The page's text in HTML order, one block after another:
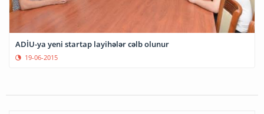
ADİU-ya yeni startap layihələr cəlb olunur
19-06-2015